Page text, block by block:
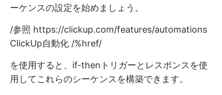
ーケンスの設定を始めましょう。
/参照 https://clickup.com/features/automations
ClickUp自動化 /%href/
を使用すると、if-thenトリガーとレスポンスを使
用してこれらのシーケンスを構築できます。